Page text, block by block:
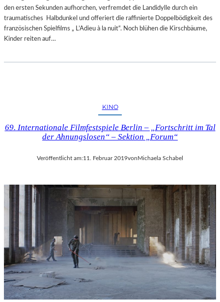
den ersten Sekunden aufhorchen, verfremdet die Landidylle durch ein
traumatisches Halbdunkel und offeriert die raffinierte Doppelbödigkeit des
französischen Spielfilms „ L’Adieu à la nuit“. Noch blühen die Kirschbäume,
Kinder reiten auf…
KINO
69. Internationale Filmfestspiele Berlin – „Fortschritt im Tal
der Ahnungslosen“ – Sektion „Forum“
Veröffentlicht am:11. Februar 2019vonMichaela Schabel